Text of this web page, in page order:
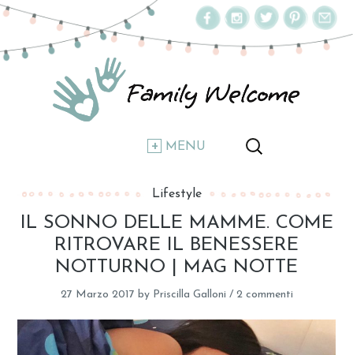
MENU
Lifestyle
IL SONNO DELLE MAMME. COME
RITROVARE IL BENESSERE
NOTTURNO | MAG NOTTE
27 Marzo 2017 by Priscilla Galloni / 2 commenti